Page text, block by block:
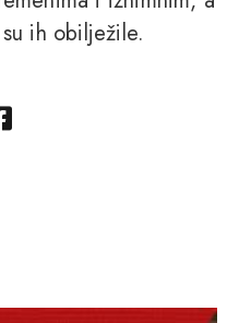
ih obilježile.